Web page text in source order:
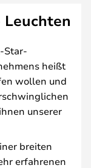
Leuchten
Star-
heißt
wollen und
unserer
breiten
erfahrenen